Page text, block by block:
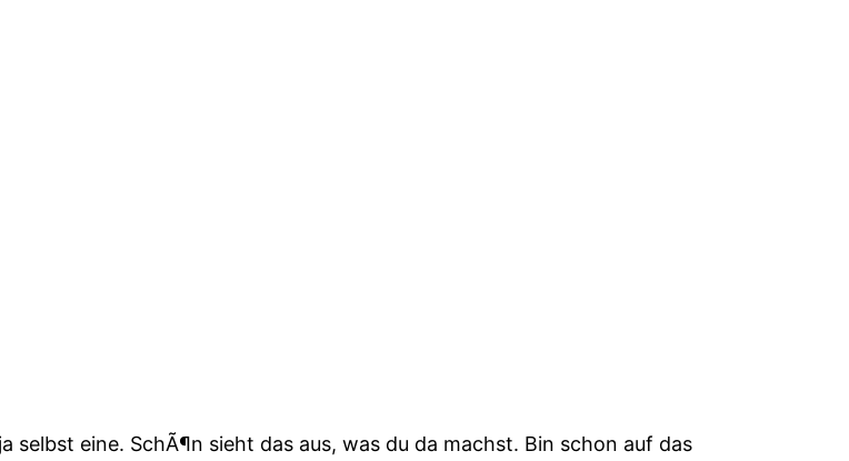
selbst eine. SchÃ¶n sieht das aus, was du da machst. Bin schon auf das